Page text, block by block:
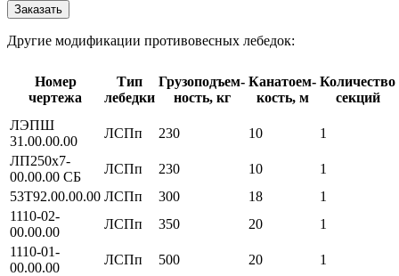
Заказать
Другие модификации противовесных лебедок:
Номер
чертежа
Тип
лебедки
Грузоподъем-
ность, кг
Канатоем-
кость, м
Количество
секций
ЛЭПШ
31.00.00.00
ЛСПп 230 10
1
ЛП250х7-
00.00.00 СБ
ЛСПп 230 10
1
53Т92.00.00.00 ЛСПп 300 18
1
1110-02-
00.00.00
ЛСПп 350 20
1
1110-01-
00.00.00
ЛСПп 500 20 1